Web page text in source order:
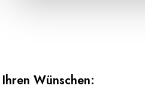
Wünschen: